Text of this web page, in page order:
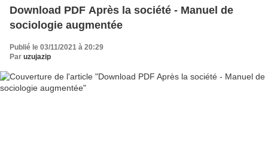
Download PDF Après la société - Manuel de
sociologie augmentée
Publié le 03/11/2021 à 20:29
Par uzujazip